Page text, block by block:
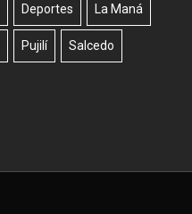
Deportes La Maná
Pujilí Salcedo